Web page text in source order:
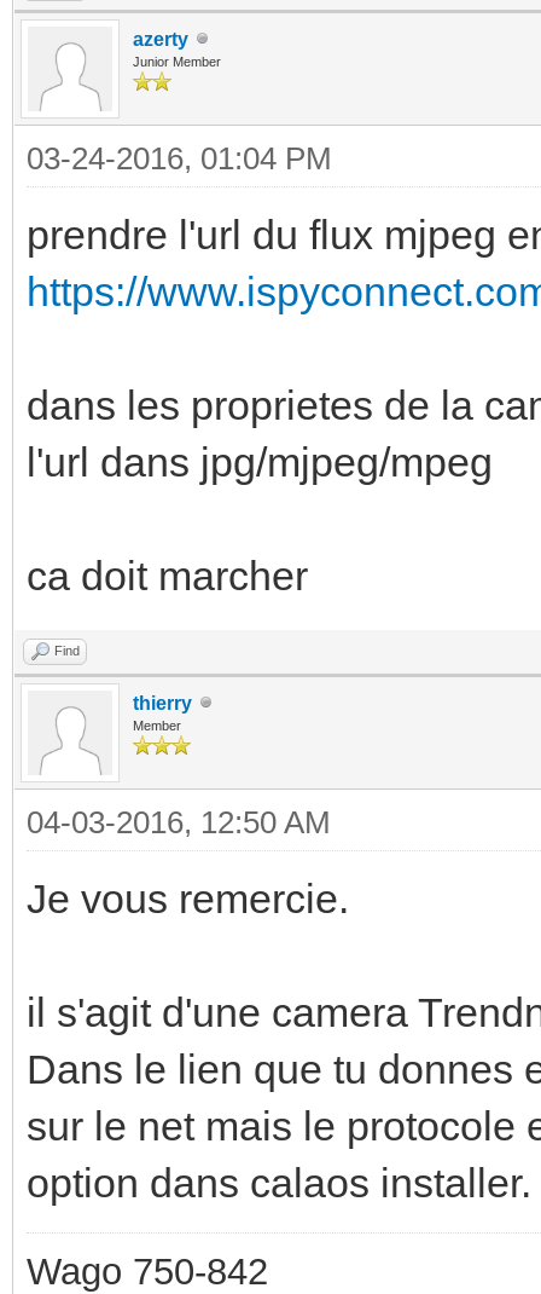
azerty
Junior Member
03-24-2016, 01:04 PM
prendre l'url du flux mjpeg
https://
dans les proprietes de la
l'url dans jpg/mjpeg/mpeg
ca doit marcher
Find
thierry
Member
04-03-2016, 12:50 AM
Je vous remercie.
il s'agit d'une camera
Dans le lien que tu donnes
sur le net mais le protocole
option dans calaos installer.
Wago 750-842